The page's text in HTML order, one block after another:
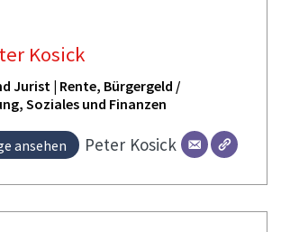
Kosick
Jurist | Rente, Bürgergeld /
Soziales und Finanzen
ansehen Peter Kosick